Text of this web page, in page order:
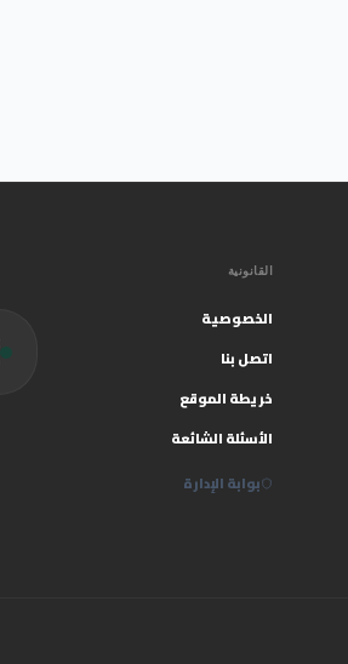
القانونية
الخصوصية
اتصل بنا
خريطة الموقع
الأسئلة الشائعة
بوابة الإدارة